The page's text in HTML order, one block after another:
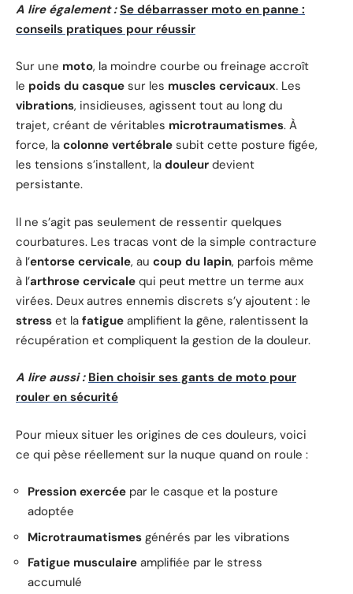
A lire également : Se débarrasser moto en panne :
conseils pratiques pour réussir
Sur une moto, la moindre courbe ou freinage accroît
le poids du casque sur les muscles cervicaux. Les
vibrations, insidieuses, agissent tout au long du
trajet, créant de véritables microtraumatismes. À
force, la colonne vertébrale subit cette posture figée,
les tensions s’installent, la douleur devient
persistante.
Il ne s’agit pas seulement de ressentir quelques
courbatures. Les tracas vont de la simple contracture
à l’entorse cervicale, au coup du lapin, parfois même
à l’arthrose cervicale qui peut mettre un terme aux
virées. Deux autres ennemis discrets s’y ajoutent : le
stress et la fatigue amplifient la gêne, ralentissent la
récupération et compliquent la gestion de la douleur.
A lire aussi : Bien choisir ses gants de moto pour
rouler en sécurité
Pour mieux situer les origines de ces douleurs, voici
ce qui pèse réellement sur la nuque quand on roule :
Pression exercée par le casque et la posture
adoptée
Microtraumatismes générés par les vibrations
Fatigue musculaire amplifiée par le stress
accumulé